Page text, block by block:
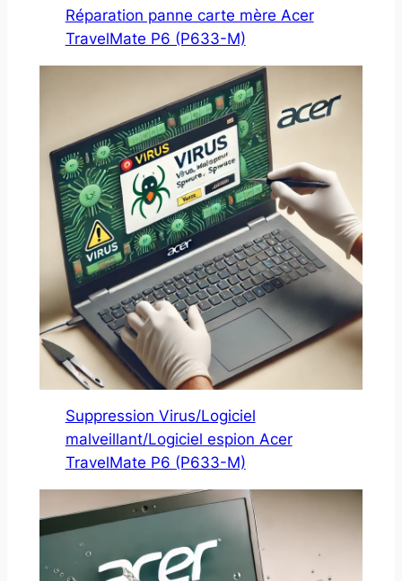
Réparation panne carte mère Acer
TravelMate P6 (P633-M)
Suppression Virus/Logiciel
malveillant/Logiciel espion Acer
TravelMate P6 (P633-M)